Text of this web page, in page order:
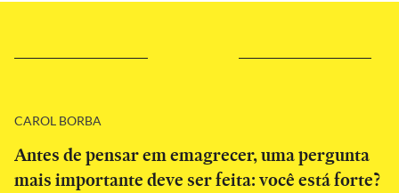
CAROL BORBA
Antes de pensar em emagrecer, uma pergunta
mais importante deve ser feita: você está forte?